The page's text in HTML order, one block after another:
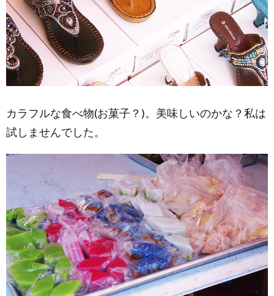
カラフルな食べ物(お菓子？)。美味しいのかな？私は
試しませんでした。